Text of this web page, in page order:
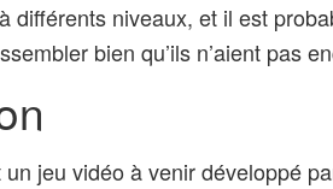
différents niveaux, et il est
bien qu’ils n’aient pas
jeu vidéo à venir développé